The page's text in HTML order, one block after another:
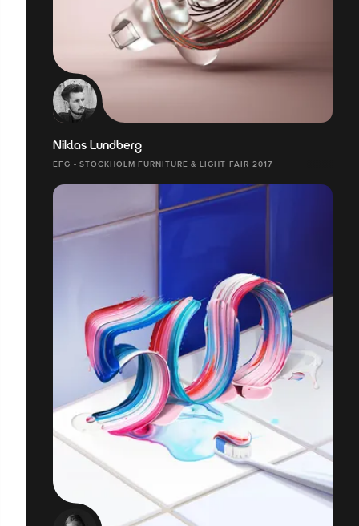
Niklas Lundberg
EFG - STOCKHOLM FURNITURE & LIGHT FAIR 2017